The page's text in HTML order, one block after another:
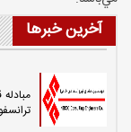
آخرین خبرهامتمرکز